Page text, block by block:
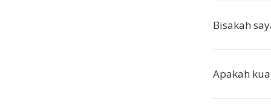
Bisakah
Apakah